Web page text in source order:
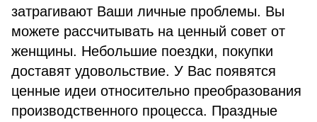
затрагивают Ваши личные проблемы. Вы
можете рассчитывать на ценный совет от
женщины. Небольшие поездки, покупки
доставят удовольствие. У Вас появятся
ценные идеи относительно преобразования
производственного процесса. Праздные